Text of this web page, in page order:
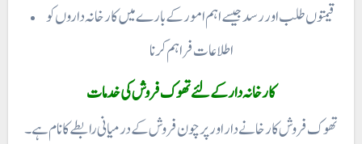
قیمتوں طلب اور رسد جیسے اہم امور کے بارے میں کارخانہ داروں کو
اطلاعات فراہم کرنا
کارخانہ دار کے لئے تھوک فروش کی خدمات
تھوک فروش کارخانے دار اور پرچون فروش کے درمیانی رابطے کا نام ہے ۔